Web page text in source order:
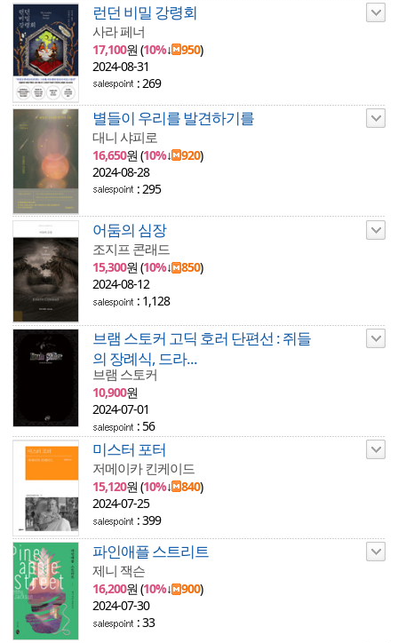
런던 비밀 강령회
사라 페너
17,100원 (10%↓ 950)
2024-08-31
: 269
별들이 우리를 발견하기를
대니 샤피로
16,650원 (10%↓ 920)
2024-08-28
: 295
어둠의 심장
조지프 콘래드
15,300원 (10%↓ 850)
2024-08-12
: 1,128
브램 스토커 고딕 호러 단편선 : 쥐들
의 장례식, 드라...
브램 스토커
10,900원
2024-07-01
: 56
미스터 포터
저메이카 킨케이드
15,120원 (10%↓ 840)
2024-07-25
: 399
파인애플 스트리트
제니 잭슨
16,200원 (10%↓ 900)
2024-07-30
: 33